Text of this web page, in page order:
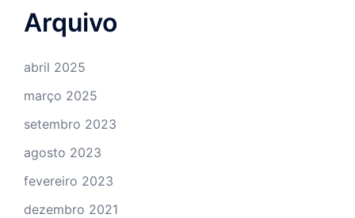
Arquivo
abril 2025
março 2025
setembro 2023
agosto 2023
fevereiro 2023
dezembro 2021